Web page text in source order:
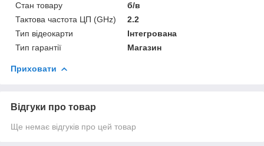
Стан товару
б/в
Тактова частота ЦП (GHz)
2.2
Тип відеокарти
Інтегрована
Тип гарантії
Магазин
Приховати
Відгуки про товар
Ще немає відгуків про цей товар